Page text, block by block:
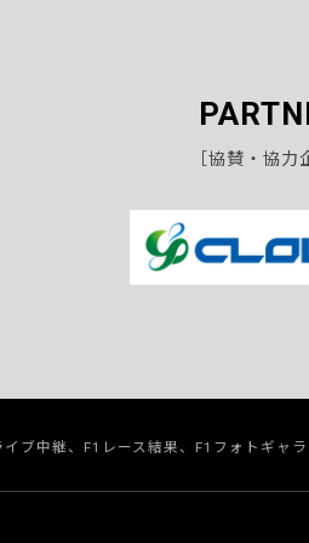
［協賛・協力
ブ中継、F1レース結果、F1フォトギャ